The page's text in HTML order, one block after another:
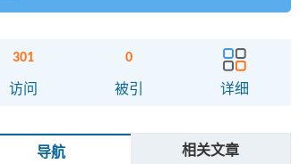
301
访问
0
被引 详细
导航 相关文章